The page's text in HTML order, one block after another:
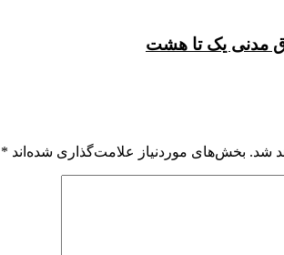
مدنی یک تا هشت
شد. بخش‌های موردنیاز علامت‌گذاری شده‌اند *